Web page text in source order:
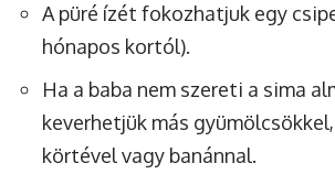
A püré ízét fokozhatjuk egy
hónapos kortól).
Ha a baba nem szereti a sima
keverhetjük más
körtével vagy banánnal.